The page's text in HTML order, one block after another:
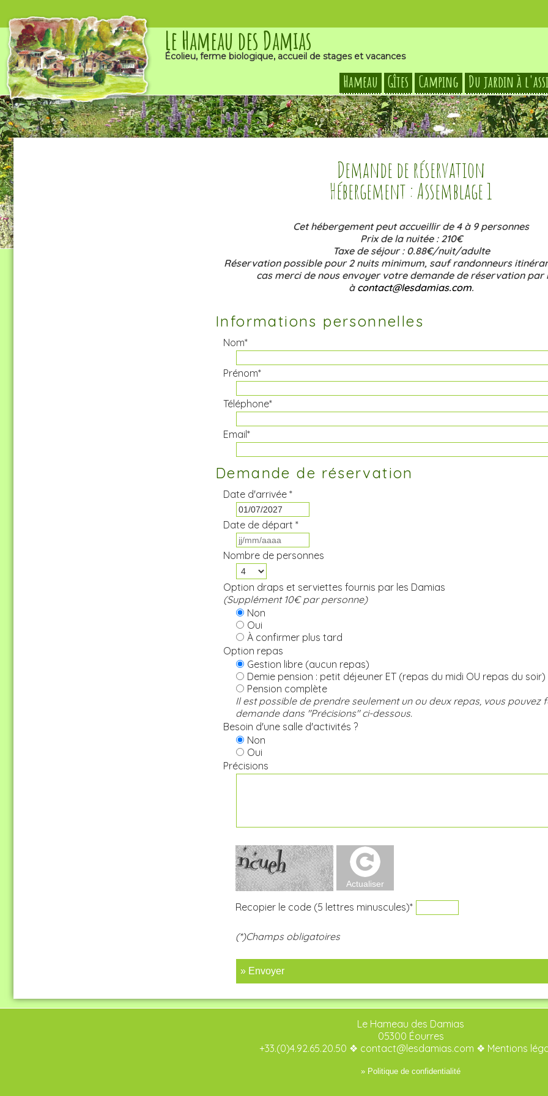
Le Hameau des Damias
Écolieu, ferme biologique, accueil de stages et vacances
Hameau Gîtes Camping Du jardin à
Demande de réservation
Hébergement : Assemblage 1
Cet hébergement peut accueillir de 4 à 9 personnes
Prix de la nuitée : 210€
Taxe de séjour : 0.88€/nuit/adulte
Réservation possible pour 2 nuits minimum, sauf randonneurs
cas merci de nous envoyer votre demande de réservation par
à contact@lesdamias.com.
Informations personnelles
Nom*
Prénom*
Téléphone*
Email*
Demande de réservation
Date d'arrivée *
Date de départ *
Nombre de personnes
Option draps et serviettes fournis par les Damias
(Supplément 10€ par personne)
Non
Oui
À confirmer plus tard
Option repas
Gestion libre (aucun repas)
Demie pension : petit déjeuner ET (repas du midi OU repas du soir)
Pension complète
Il est possible de prendre seulement un ou deux repas, vous pouvez
demande dans "Précisions" ci-dessous.
Besoin d'une salle d'activités ?
Non
Oui
Précisions
Recopier le code (5 lettres minuscules)*
(*)Champs obligatoires
» Envoyer
Le Hameau des Damias
05300 Éourres
+33.(0)4.92.65.20.50 ❖ contact@lesdamias.com ❖ Mentions
» Politique de confidentialité